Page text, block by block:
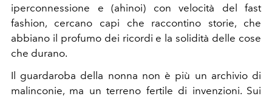
iperconnessione e (ahinoi) con velocità del fast
fashion, cercano capi che raccontino storie, che
abbiano il profumo dei ricordi e la solidità delle cose
che durano.
Il guardaroba della nonna non è più un archivio di
malinconie, ma un terreno fertile di invenzioni. Sui